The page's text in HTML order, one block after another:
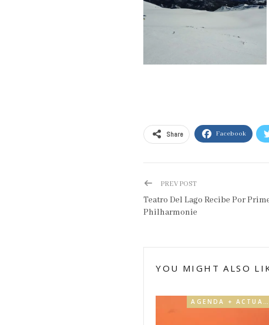
Share Facebook
PREV POST
Teatro Del Lago Recibe Por
Philharmonie
YOU MIGHT ALSO